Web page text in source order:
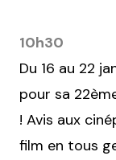
10h30
Du 16 au 22
pour sa
! Avis aux
film en tous